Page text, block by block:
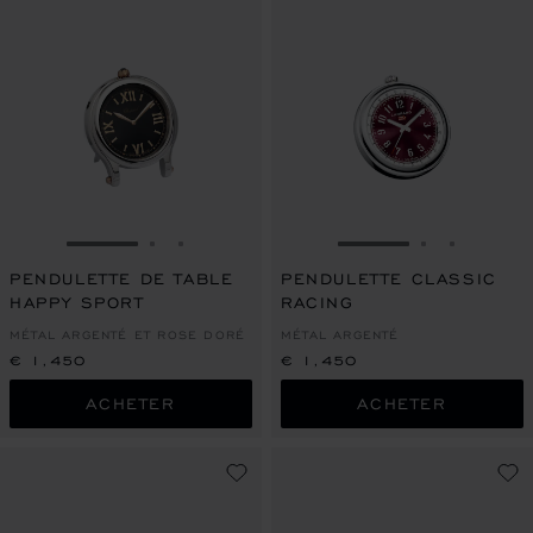
ALLER À LA DIAPOSITIVE 1
ALLER À LA DIAPOSITIVE 2
ALLER À LA DIAPOSITIVE 3
PENDULETTE DE TABLE
HAPPY SPORT
MÉTAL ARGENTÉ ET ROSE DORÉ
€ 1,450
ACHETER
ALLER À LA
PENDULETTE CLASSIC
RACING
MÉTAL ARGENTÉ
€ 1,450
ACHETER